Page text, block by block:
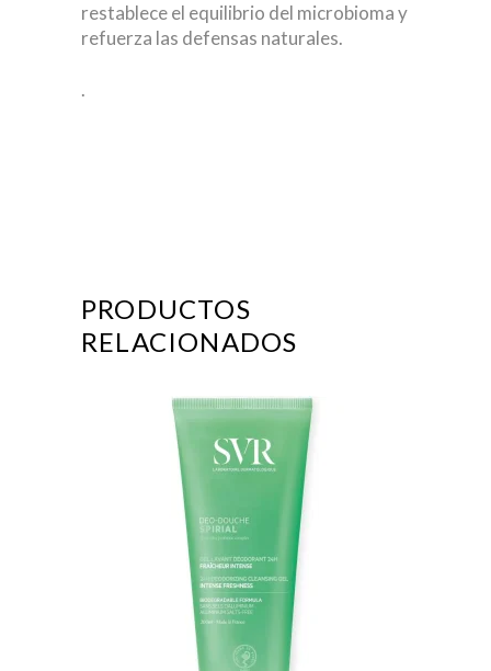
restablece el equilibrio del microbioma y
refuerza las defensas naturales.
.
PRODUCTOS
RELACIONADOS